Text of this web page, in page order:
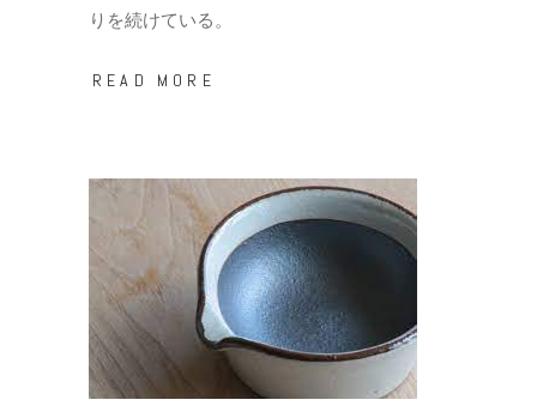
りを続けている。
READ MORE